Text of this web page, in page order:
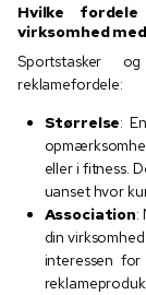
Hvilke
virksomhed
Sportstasker
reklamefordele:
Størrelse:
eller i fitness.
uanset hvor
Association:
din
interessen